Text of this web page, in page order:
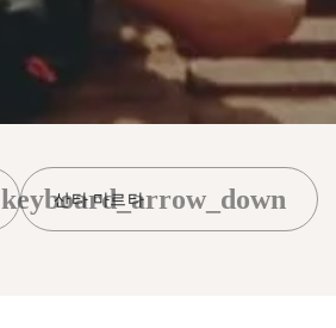
산타 마르타
keyboard_arrow_down